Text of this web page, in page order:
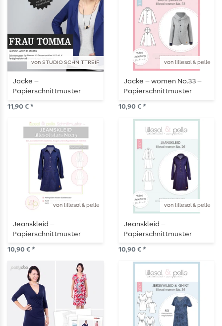
von STUDIO SCHNITTREIF
Jacke –
Papierschnittmuster
11,90 € *
von lillesol & pelle
Jacke – women No.33 –
Papierschnittmuster
10,90 € *
von lillesol & pelle
Jeanskleid –
Papierschnittmuster
10,90 € *
von lillesol & pelle
Jeanskleid –
Papierschnittmuster
10,90 € *